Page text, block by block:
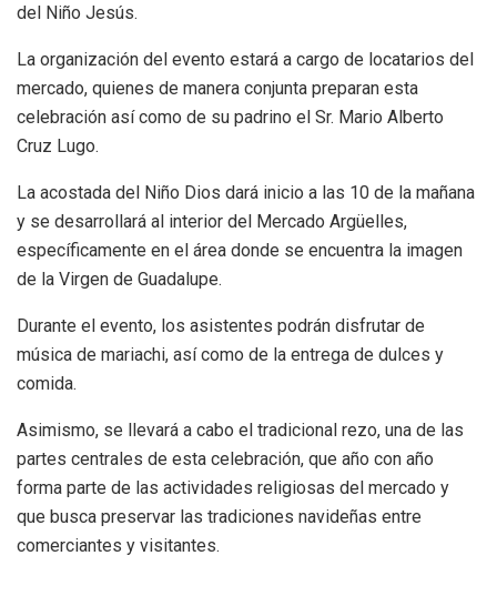
del Niño Jesús.
La organización del evento estará a cargo de locatarios del
mercado, quienes de manera conjunta preparan esta
celebración así como de su padrino el Sr. Mario Alberto
Cruz Lugo.
La acostada del Niño Dios dará inicio a las 10 de la mañana
y se desarrollará al interior del Mercado Argüelles,
específicamente en el área donde se encuentra la imagen
de la Virgen de Guadalupe.
Durante el evento, los asistentes podrán disfrutar de
música de mariachi, así como de la entrega de dulces y
comida.
Asimismo, se llevará a cabo el tradicional rezo, una de las
partes centrales de esta celebración, que año con año
forma parte de las actividades religiosas del mercado y
que busca preservar las tradiciones navideñas entre
comerciantes y visitantes.